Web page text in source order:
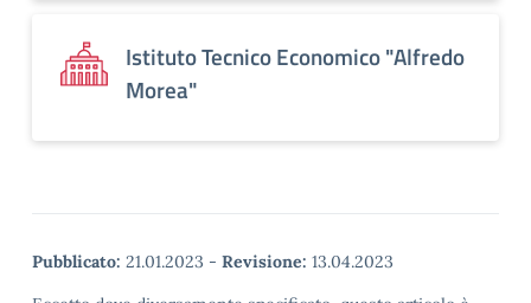
Istituto Tecnico Economico "Alfredo
Morea"
Pubblicato: 21.01.2023 - Revisione: 13.04.2023